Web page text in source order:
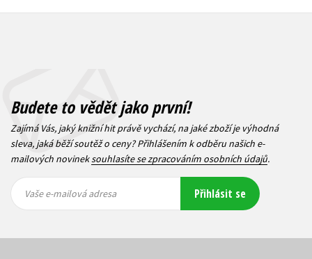
Budete to vědět jako první!
Zajímá Vás, jaký knižní hit právě vychází, na jaké zboží je výhodná
sleva, jaká běží soutěž o ceny? Přihlášením k odběru našich e-
mailových novineksouhlasíte se zpracováním osobních údajů.
mailová
mailová
Vaše e-mailová adresa Přihlásit se